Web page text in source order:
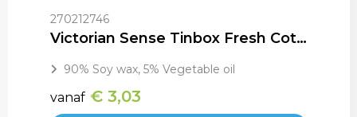
270212746
Victorian Sense Tinbox Fresh Cotton geurkaars
90% Soy wax, 5% Vegetable oil
vanaf € 3,03